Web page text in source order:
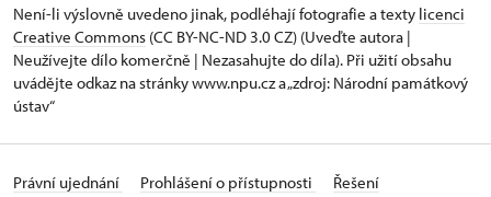
Není-li výslovně uvedeno jinak, podléhají fotografie a texty licenci
Creative Commons (CC BY-NC-ND 3.0 CZ) (Uveďte autora |
Neužívejte dílo komerčně | Nezasahujte do díla). Při užití obsahu
uvádějte odkaz na stránky www.npu.cz a „zdroj: Národní památkový
ústav“
Právní ujednání Prohlášení o přístupnosti
Řešení